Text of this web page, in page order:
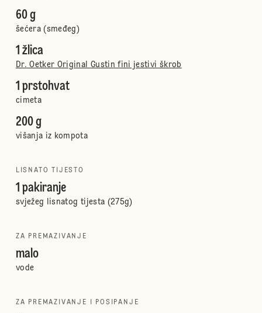
60 g
šećera (smeđeg)
1 žlica
Dr. Oetker Original Gustin fini jestivi škrob
1 prstohvat
cimeta
200 g
višanja iz kompota
LISNATO TIJESTO
1 pakiranje
svježeg lisnatog tijesta (275g)
ZA PREMAZIVANJE
malo
vode
ZA PREMAZIVANJE I POSIPANJE